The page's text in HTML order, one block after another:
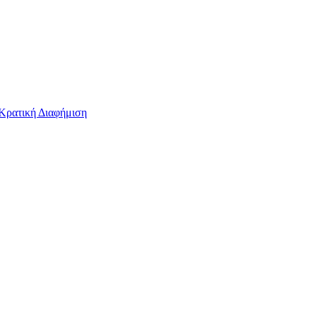
Διαφήμιση